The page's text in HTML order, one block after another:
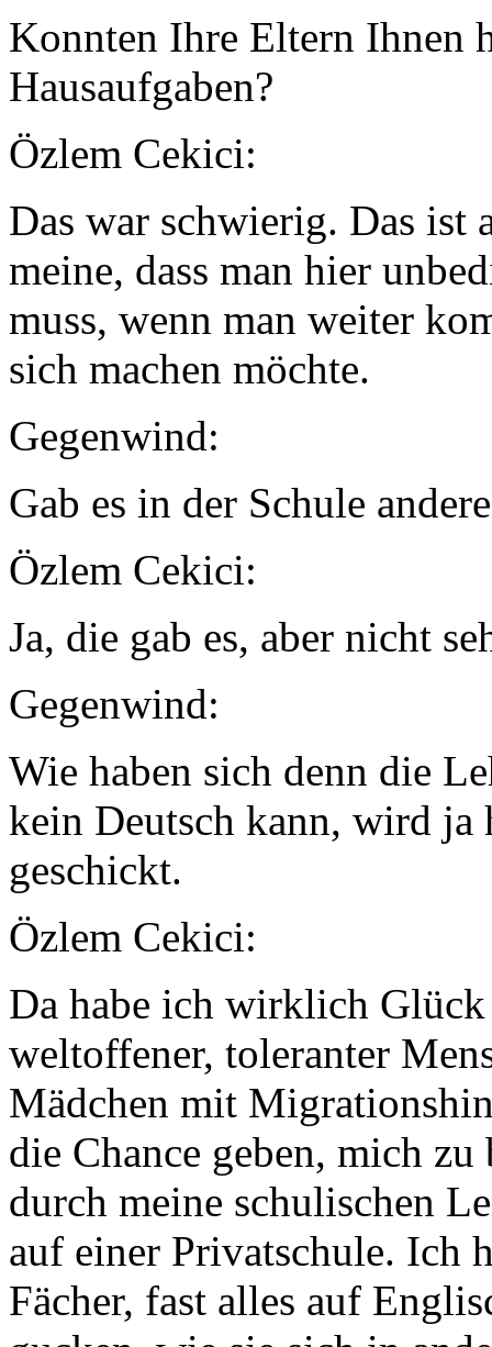
Konnten Ihre Eltern Ihnen
Hausaufgaben?
Özlem Cekici:
Das war schwierig. Das ist
meine, dass man hier
muss, wenn man weiter
sich machen möchte.
Gegenwind:
Gab es in der Schule
Özlem Cekici:
Ja, die gab es, aber nicht
Gegenwind:
Wie haben sich denn die
kein Deutsch kann, wird ja
geschickt.
Özlem Cekici:
Da habe ich wirklich
weltoffener, toleranter
Mädchen mit
die Chance geben, mich
durch meine schulischen
auf einer Privatschule. Ich
Fächer, fast alles auf